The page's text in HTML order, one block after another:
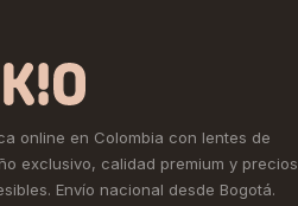
online en Colombia con lentes de
exclusivo, calidad premium y precios
Envío nacional desde Bogotá.